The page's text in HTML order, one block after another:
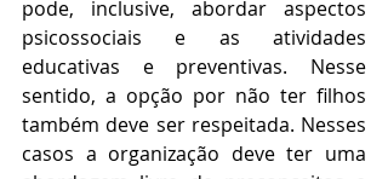
pode, inclusive, abordar aspectos
psicossociais e as atividades
educativas e preventivas. Nesse
sentido, a opção por não ter filhos
também deve ser respeitada. Nesses
casos a organização deve ter uma